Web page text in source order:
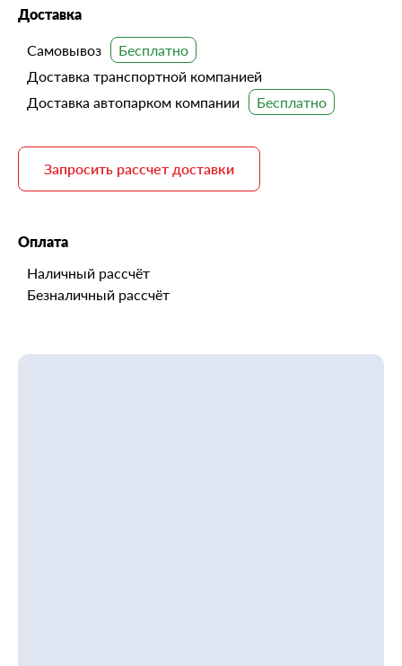
Доставка
Самовывоз
Доставка транспортной компанией
Доставка автопарком компании
Запросить рассчет доставки
Оплата
Наличный рассчёт
Безналичный рассчёт